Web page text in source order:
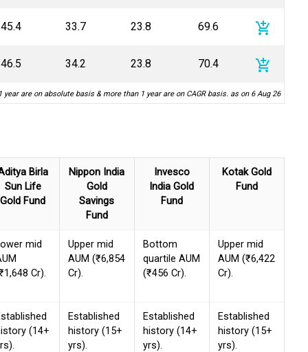
45.4 33.7 23.8 69.6 add_shopping_cart
46.5 34.2 23.8 70.4 add_shopping_cart
year are on absolute basis & more than 1 year are on CAGR basis. as on 6 Aug 26
Birla
Sun Life
Gold Fund
Nippon India
Gold
Savings
Fund
Invesco
India Gold
Fund
Kotak Gold
Fund
mid
Cr).
Upper mid
AUM (₹6,854
Cr).
Bottom
quartile AUM
(₹456 Cr).
Upper mid
AUM (₹6,422
Cr).
(14+
Established
history (15+
yrs).
Established
history (14+
yrs).
Established
history (15+
yrs).